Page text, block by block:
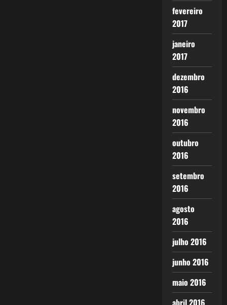
fevereiro
2017
janeiro
2017
dezembro
2016
novembro
2016
outubro
2016
setembro
2016
agosto
2016
julho 2016
junho 2016
maio 2016
abril 2016